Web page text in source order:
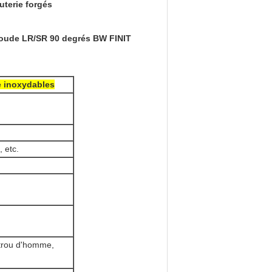
forgés
LR/SR 90 degrés BW FINIT
inoxydables
etc.
d'homme,